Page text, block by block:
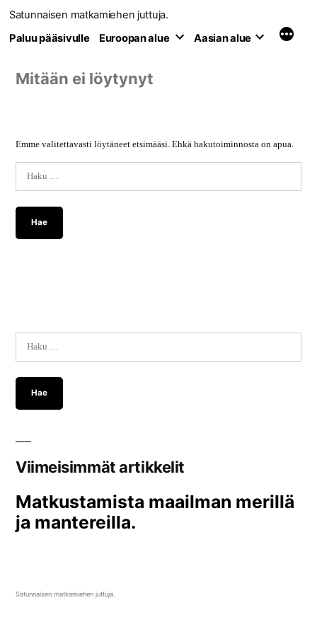
Satunnaisen matkamiehen juttuja.
Paluu pääsivulle
Euroopan alue Aasian alue
Mitään ei löytynyt
Emme valitettavasti löytäneet etsimääsi. Ehkä hakutoiminnosta on apua.
Viimeisimmät artikkelit
Matkustamista maailman merillä
ja mantereilla.
Satunnaisen matkamiehen juttuja.